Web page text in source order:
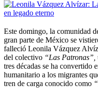
Este domingo, la comunidad
gran parte de México se
falleció Leonila Vázquez
del colectivo “Las Patronas”,
tres décadas se ha convertido
humanitario a los migrantes
tren de carga conocido como